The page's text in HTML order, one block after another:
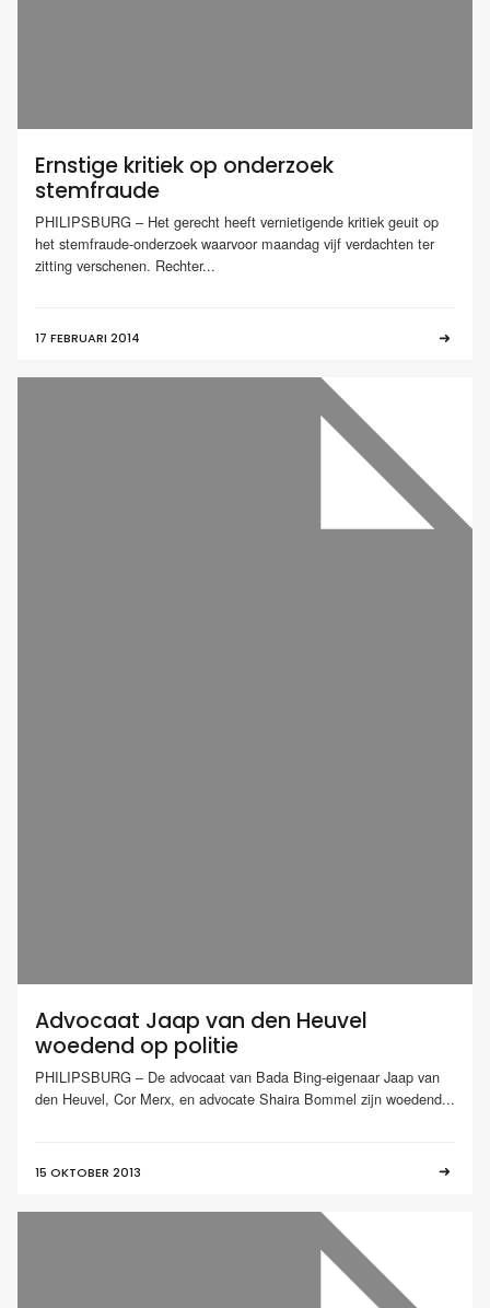
Ernstige kritiek op onderzoek
stemfraude
PHILIPSBURG – Het gerecht heeft vernietigende kritiek geuit op
het stemfraude-onderzoek waarvoor maandag vijf verdachten ter
zitting verschenen. Rechter...
17 FEBRUARI 2014
Advocaat Jaap van den Heuvel
woedend op politie
PHILIPSBURG – De advocaat van Bada Bing-eigenaar Jaap van
den Heuvel, Cor Merx, en advocate Shaira Bommel zijn woedend...
15 OKTOBER 2013